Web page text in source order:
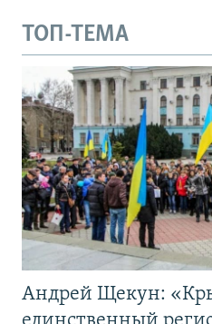
ТОП-ТЕМА
Андрей Щекун: